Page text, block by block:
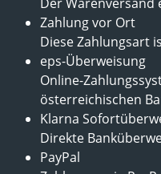
Zahlung vor Ort
Diese Zahlungsart
eps-Überweisung
Online-
österreichischen
Klarna
Direkte
PayPal